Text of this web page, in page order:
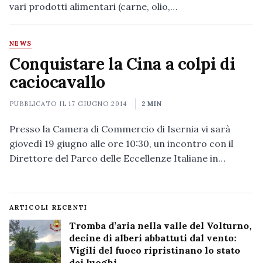
vari prodotti alimentari (carne, olio,…
NEWS
Conquistare la Cina a colpi di
caciocavallo
PUBBLICATO IL17 GIUGNO 2014 2 MIN
Presso la Camera di Commercio di Isernia vi sarà
giovedì 19 giugno alle ore 10:30, un incontro con il
Direttore del Parco delle Eccellenze Italiane in…
ARTICOLI RECENTI
Tromba d’aria nella valle del Volturno,
decine di alberi abbattuti dal vento:
Vigili del fuoco ripristinano lo stato